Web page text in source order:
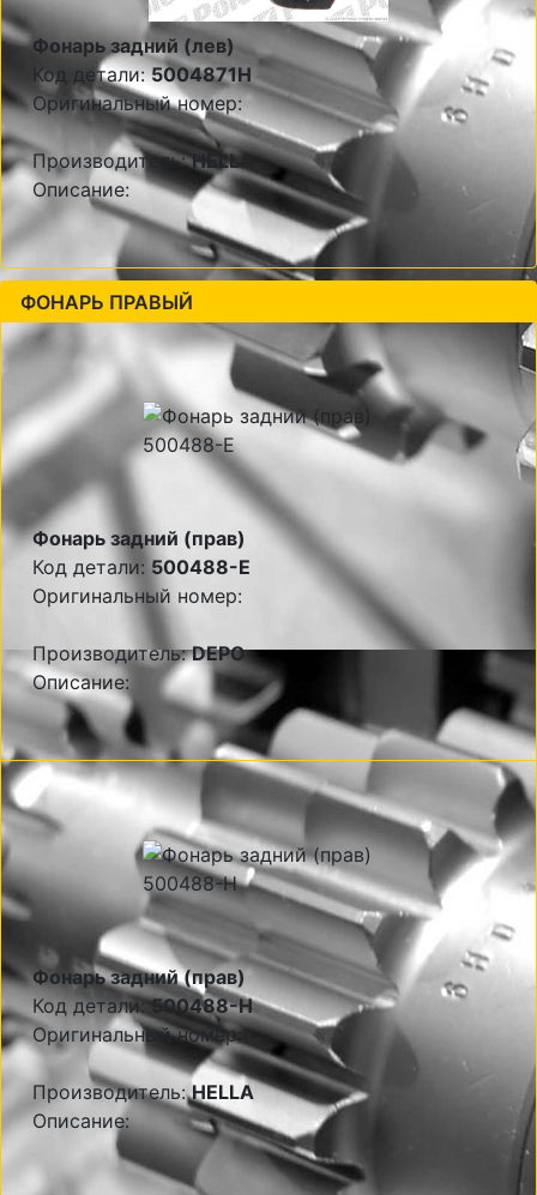
Фонарь задний (лев)
Код детали:5004871H
Оригинальный номер:
Производитель:HELLA
Описание:
ФОНАРЬ ПРАВЫЙ
Фонарь задний (прав)
Код детали: 500488-E
Оригинальный номер:
Производитель:DEPO
Описание:
Фонарь задний (прав)
Код детали:500488-H
Оригинальный номер:
Производитель:HELLA
Описание: